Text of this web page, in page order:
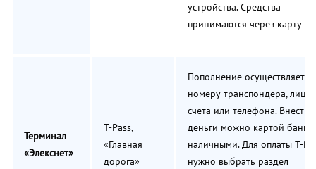
устройства. Средства
принимаются через карту
Терминал
«Элекснет»
T-Pass,
«Главная
дорога»
Пополнение
номеру транспондера,
счета или телефона. Внести
деньги можно картой банка
наличными. Для оплаты T-
нужно выбрать раздел